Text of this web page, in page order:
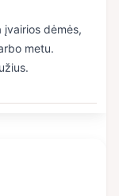
dėmės,
metu.